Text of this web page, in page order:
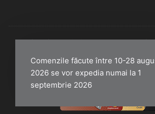
Comenzile făcute între 10-28
2026 se vor expedia numai la 1
septembrie 2026
Historiarum 2026 - Toate
colaborare cu Perfect Pixel &